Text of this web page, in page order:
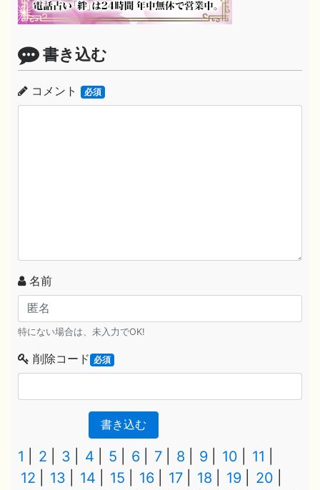
書き込む
コメント 必須
名前
特にない場合は、未入力でOK!
削除コード 必須
書き込む
1 2 3 4 5 6 7 8 9 10
11
12
13 14 15 16 17 18 19
20